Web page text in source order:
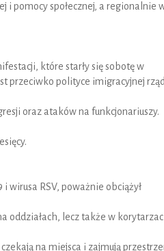
i pomocy społecznej, a regionalnie
które starły się sobotę w
przeciwko polityce imigracyjnej
oraz ataków na funkcjonariuszy.
wirusa RSV, poważnie obciążył
oddziałach, lecz także w
na miejsca i zajmują